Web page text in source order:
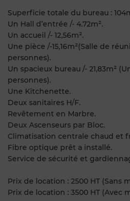
Superficie totale du bureau :
Un Hall d’entrée /- 4.72m².
Un accueil /- 12,56m².
Une pièce /-15,16m²(Salle de
personnes).
Un spacieux bureau /- 21,83m²
personnes).
Une Kitchenette.
Deux sanitaires H/F.
Revêtement en Marbre.
Deux Ascenseurs par Bloc.
Climatisation centrale chaud et
Fibre optique prêt a installé.
Service de sécurité et
Prix de location : 2500 HT (Sans
Prix de location : 3500 HT (Avec